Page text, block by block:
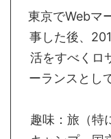
東京でWebマ
事した後、
活をすべくロ
ーランスとし
趣味：旅（特